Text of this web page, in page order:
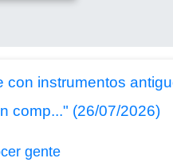
instrumentos
comp..." (26/07/2026)
gente